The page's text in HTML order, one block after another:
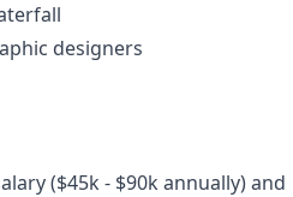
designers
($45k - $90k annually) and